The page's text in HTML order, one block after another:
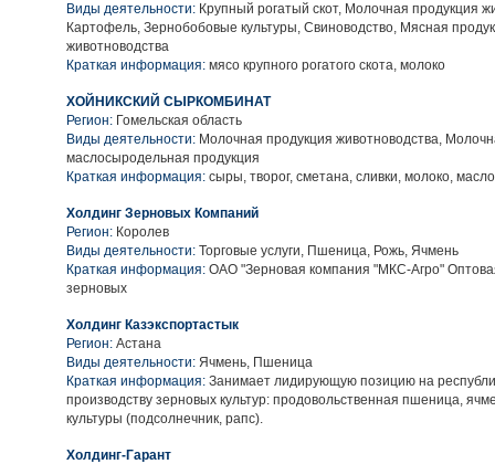
Виды деятельности: Крупный рогатый скот, Молочная продукция
Картофель, Зернобобовые культуры, Свиноводство, Мясная
животноводства
Краткая информация: мясо крупного рогатого скота, молоко
ХОЙНИКСКИЙ СЫРКОМБИНАТ
Регион: Гомельская область
Виды деятельности: Молочная продукция животноводства,
маслосыродельная продукция
Краткая информация: сыры, творог, сметана, сливки, молоко,
Холдинг Зерновых Компаний
Регион: Королев
Виды деятельности: Торговые услуги, Пшеница, Рожь, Ячмень
Краткая информация: ОАО "Зерновая компания "МКС-Агро"
зерновых
Холдинг Казэкспортастык
Регион: Астана
Виды деятельности: Ячмень, Пшеница
Краткая информация: Занимает лидирующую позицию на
производству зерновых культур: продовольственная пшеница,
культуры (подсолнечник, рапс).
Холдинг-Гарант